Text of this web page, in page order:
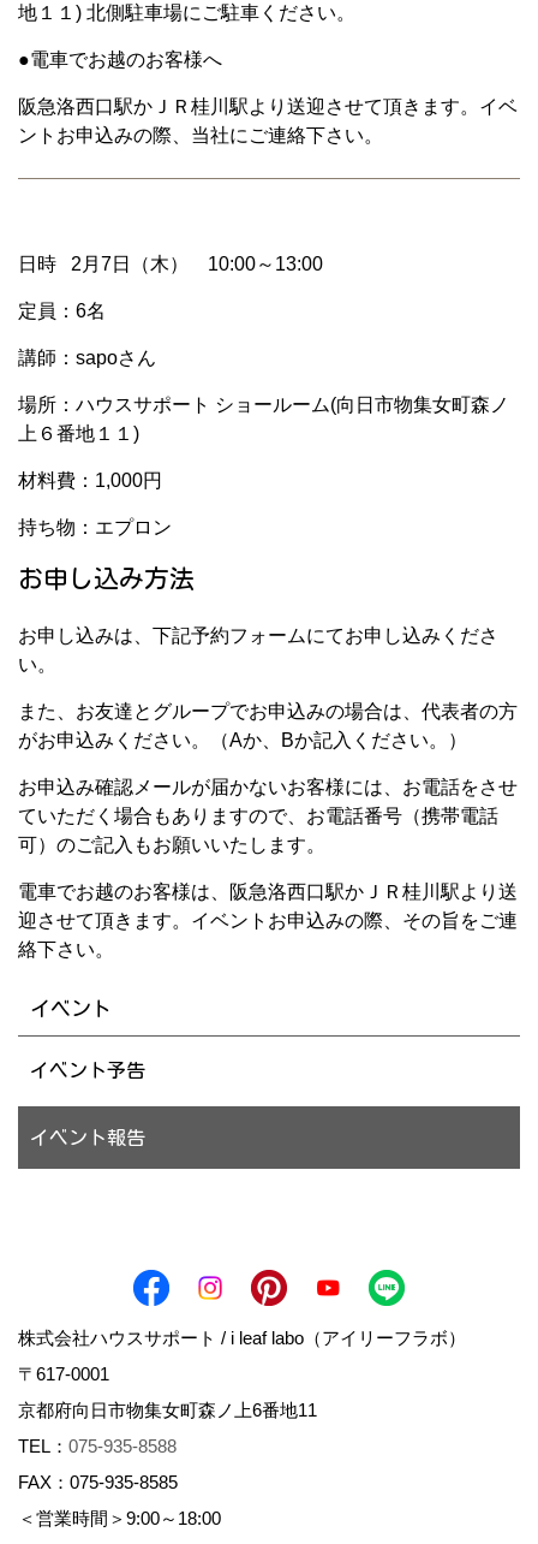
地１１) 北側駐車場にご駐車ください。
●電車でお越のお客様へ
阪急洛西口駅かＪＲ桂川駅より送迎させて頂きます。イベ
ントお申込みの際、当社にご連絡下さい。
日時 2月7日（木） 10:00～13:00
定員：6名
講師：sapoさん
場所：ハウスサポート ショールーム(向日市物集女町森ノ
上６番地１１)
材料費：1,000円
持ち物：エプロン
お申し込み方法
お申し込みは、下記予約フォームにてお申し込みくださ
い。
また、お友達とグループでお申込みの場合は、代表者の方
がお申込みください。（Aか、Bか記入ください。）
お申込み確認メールが届かないお客様には、お電話をさせ
ていただく場合もありますので、お電話番号（携帯電話
可）のご記入もお願いいたします。
電車でお越のお客様は、阪急洛西口駅かＪＲ桂川駅より送
迎させて頂きます。イベントお申込みの際、その旨をご連
絡下さい。
イベント
イベント予告
イベント報告
株式会社ハウスサポート / i leaf labo（アイリーフラボ）
〒617-0001
京都府向日市物集女町森ノ上6番地11
TEL： 075-935-8588
FAX：075-935-8585
＜営業時間＞9:00～18:00